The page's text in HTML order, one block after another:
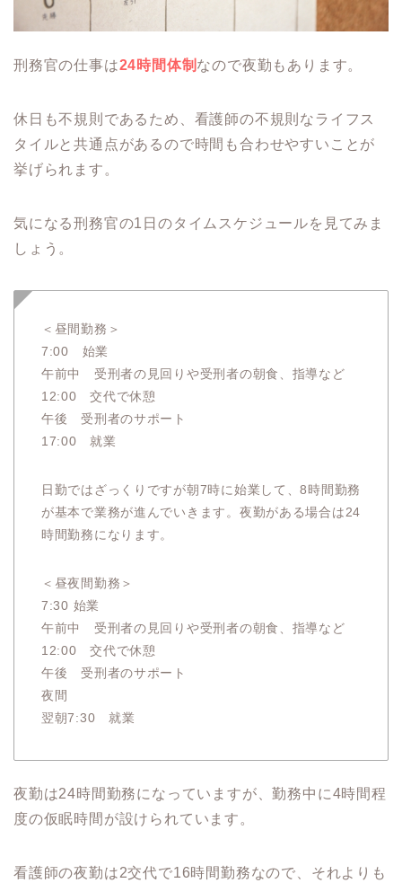
刑務官の仕事は24時間体制 なので夜勤もあります。
休日も不規則であるため、看護師の不規則なライフス
タイルと共通点があるので時間も合わせやすいことが
挙げられます。
気になる刑務官の1日のタイムスケジュールを見てみま
しょう。
＜昼間勤務＞
7:00 始業
午前中 受刑者の見回りや受刑者の朝食、指導など
12:00 交代で休憩
午後 受刑者のサポート
17:00 就業
日勤ではざっくりですが朝7時に始業して、8時間勤務
が基本で業務が進んでいきます。夜勤がある場合は24
時間勤務になります。
＜昼夜間勤務＞
7:30 始業
午前中 受刑者の見回りや受刑者の朝食、指導など
12:00 交代で休憩
午後 受刑者のサポート
夜間
翌朝7:30 就業
夜勤は24時間勤務になっていますが、勤務中に4時間程
度の仮眠時間が設けられています。
看護師の夜勤は2交代で16時間勤務なので、それよりも